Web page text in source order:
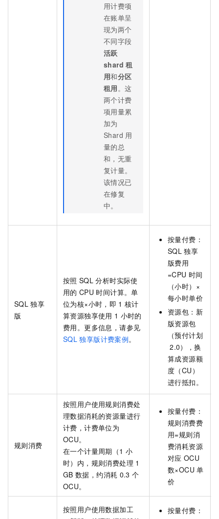
用计费项
在账单呈
现为两个
不同字段
活跃
shard 租
用和分区
租用。这
两个计费
项用量累
加为
Shard 用
量的总
和，无重
复计量。
该情况已
在修复
中。
SQL 独享
版
按照 SQL 分析时实际使
用的 CPU 时间计算。单
位为核×小时，即 1 核计
算资源独享使用 1 小时的
费用。更多信息，请参见
SQL 独享版计费案例。
按量付费：
SQL 独享
版费用
=CPU 时间
（小时）×
每小时单价
资源包： 新
版资源包
（预付计划
2.0）
，换
算成资源额
度（CU）
进行抵扣。
规则消费
按照用户使用规则消费处
理数据消耗的资源量进行
计费，计费单位为
OCU。
在一个计量周期（1 小
时）内，规则消费处理 1
GB 数据，约消耗 0.3 个
OCU。
按量付费：
规则消费费
用=规则消
费消耗资源
对应 OCU
数×OCU 单
价
按照用户使用数据加工
按量付费：